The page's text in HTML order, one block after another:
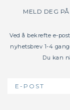
MELD DEG
Ved å bekrefte e-
nyhetsbrev 1-4
Du kan